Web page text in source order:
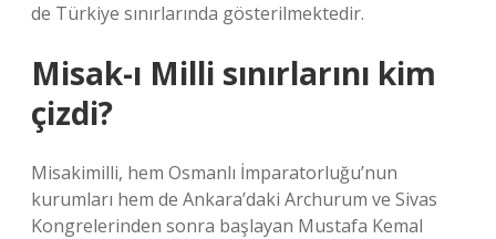
de Türkiye sınırlarında gösterilmektedir.
Misak-ı Milli sınırlarını kim
çizdi?
Misakimilli, hem Osmanlı İmparatorluğu’nun
kurumları hem de Ankara’daki Archurum ve Sivas
Kongrelerinden sonra başlayan Mustafa Kemal